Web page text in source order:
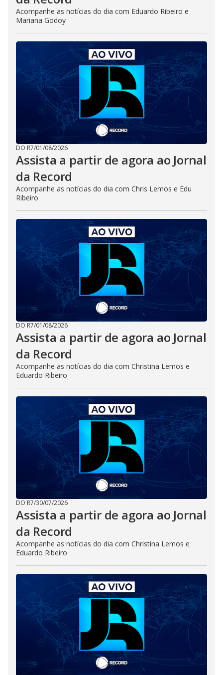
Acompanhe as notícias do dia com Eduardo Ribeiro e
Mariana Godoy
DO R7/01/08/2026
Assista a partir de agora ao Jornal
da Record
Acompanhe as notícias do dia com Chris Lemos e Edu
Ribeiro
DO R7/01/08/2026
Assista a partir de agora ao Jornal
da Record
Acompanhe as notícias do dia com Christina Lemos e
Eduardo Ribeiro
DO R7/30/07/2026
Assista a partir de agora ao Jornal
da Record
Acompanhe as notícias do dia com Christina Lemos e
Eduardo Ribeiro